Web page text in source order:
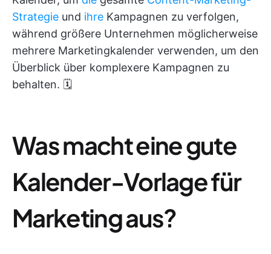
Strategie und ihre Kampagnen zu verfolgen,
während größere Unternehmen möglicherweise
mehrere Marketingkalender verwenden, um den
Überblick über komplexere Kampagnen zu
behalten. 🗓️
Was macht eine gute
Kalender-Vorlage für
Marketing aus?